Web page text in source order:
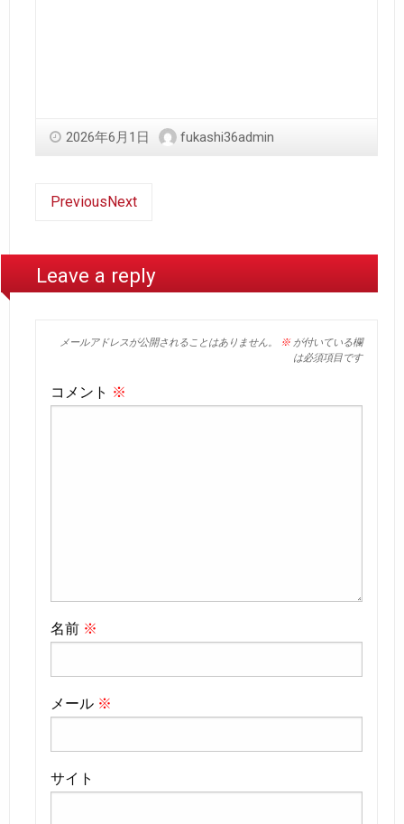
2026年6月1日 fukashi36admin
PreviousNext
Leave a reply
メールアドレスが公開されることはありません。 ※が付いている欄
は必須項目です
コメント ※
名前 ※
メール ※
サイト